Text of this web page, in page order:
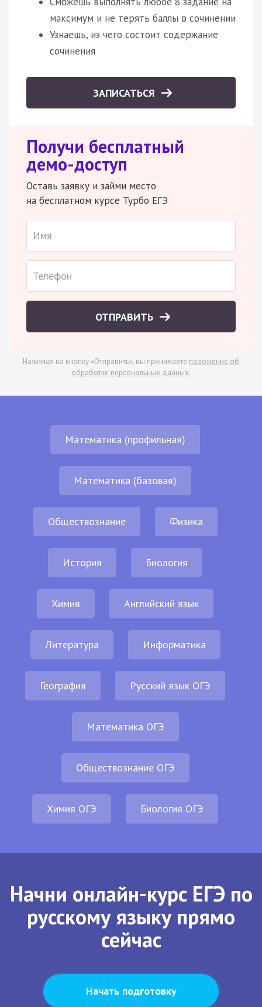
максимум и не терять баллы в сочинении
Узнаешь, из чего состоит содержание
сочинения
ЗАПИСАТЬСЯ
Получи бесплатный
демо-доступ
Оставь заявку и займи место
на бесплатном курсе Турбо ЕГЭ
ОТПРАВИТЬ
Нажимая на кнопку «Отправить», вы принимаете положение об
обработке персональных данных.
Математика (профильная)
Математика (базовая)
Обществознание Физика
История Биология
Химия Английский язык
Литература Информатика
География Русский язык ОГЭ
Математика ОГЭ
Обществознание ОГЭ
Химия ОГЭ Биология ОГЭ
Начни онлайн-курс ЕГЭ по
русскому языку прямо
сейчас
Начать подготовку